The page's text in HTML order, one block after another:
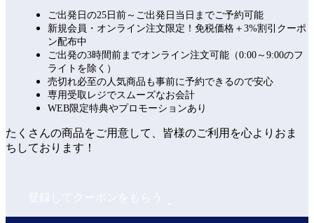
ご出発日の25日前～ご出発日当日までご予約可能
新規会員・オンライン注文限定！免税価格＋3%割引クーポ
ン配布中
ご出発の3時間前までオンライン注文可能（0:00～9:00のフ
ライトを除く）
売切れ必至の人気商品も事前に予約できるので安心
専用受取レジでスムーズなお会計
WEB限定特典やプロモーションあり
たくさんの商品をご用意して、皆様のご利用を心よりおま
ちしております！